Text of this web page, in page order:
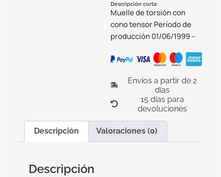
Descripción corta:
Muelle de torsión con
cono tensor Período de
producción 01/06/1999 –
Envíos a partir de 2
días
15 días para
devoluciones
Descripción Valoraciones (0)
Descripción